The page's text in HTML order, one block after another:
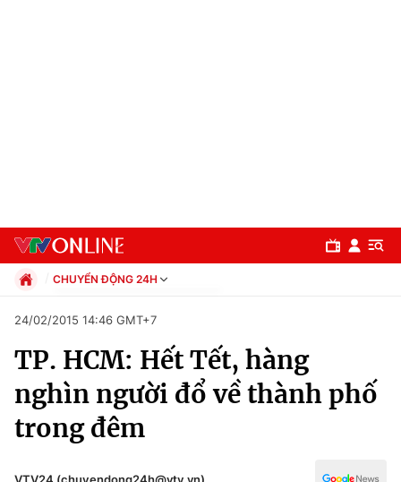
Chuyên mục
Chính trị
CHUYỂN ĐỘNG 24H
Xã hội
Pháp luật
Thể thao
Truyền hình
Văn hóa - Giải trí
24/02/2015 14:46 GMT+7
TP. HCM: Hết Tết, hàng
nghìn người đổ về thành phố
trong đêm